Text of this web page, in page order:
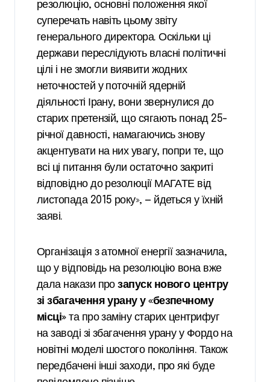
резолюцію, основні положення якої
суперечать навіть цьому звіту
генерального директора. Оскільки ці
держави переслідують власні політичні
цілі і не змогли виявити жодних
неточностей у поточній ядерній
діяльності Ірану, вони звернулися до
старих претензій, що сягають понад 25-
річної давності, намагаючись знову
акцентувати на них увагу, попри те, що
всі ці питання були остаточно закриті
відповідно до резолюції МАГАТЕ від
листопада 2015 року», — йдеться у їхній
заяві.
Організація з атомної енергії зазначила,
що у відповідь на резолюцію вона вже
дала накази прозапуск нового центру
зі збагачення урану у «безпечному
місці»та про заміну старих центрифуг
на заводі зі збагачення урану у Фордо на
новітні моделі шостого покоління. Також
передбачені інші заходи, про які буде